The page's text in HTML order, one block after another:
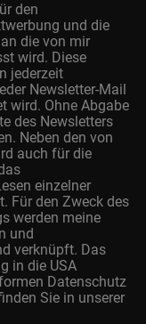
den
und die
die von mir
wird. Diese
jederzeit
Newsletter-Mail
wird. Ohne Abgabe
des Newsletters
Neben den von
auch für die
einzelner
Für den Zweck des
werden meine
und
verknüpft. Das
in die USA
Datenschutz
Sie in unserer